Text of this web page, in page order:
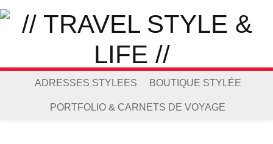
ADRESSES STYLEES BOUTIQUE STYLÉE
PORTFOLIO & CARNETS DE VOYAGE